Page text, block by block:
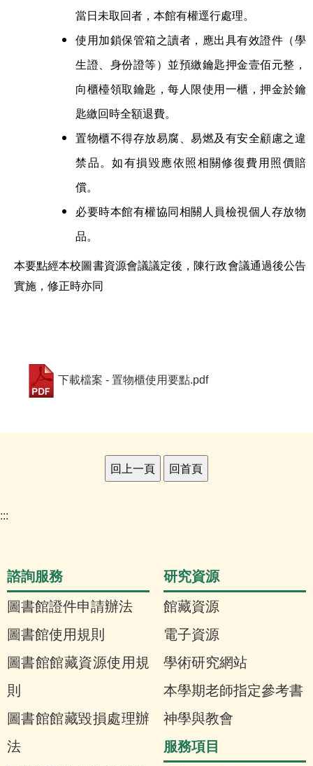
當日未取回者，本館有權逕行處理。
使用加鎖保管箱之讀者，應出具有效證件（學
生證、身份證等）並預繳鑰匙押金壹佰元整，
向櫃檯領取鑰匙，每人限使用一櫃，押金於鑰
匙繳回時全額退費。
置物櫃不得存放易腐、易燃及有安全顧慮之違
禁品。如有損毀應依照相關修復費用照價賠
償。
必要時本館有權協同相關人員檢視個人存放物
品。
本要點經本校圖書資源會議議定後，陳行政會議通過後公告
實施 ，修正時亦同
下載檔案 - 置物櫃使用要點.pdf
:::
諮詢服務
圖書館證件申請辦法
圖書館使用規則
圖書館館藏資源使用規
則
圖書館館藏毀損處理辦
法
研究資源
館藏資源
電子資源
學術研究網站
本學期老師指定參考書
神學與教會
服務項目